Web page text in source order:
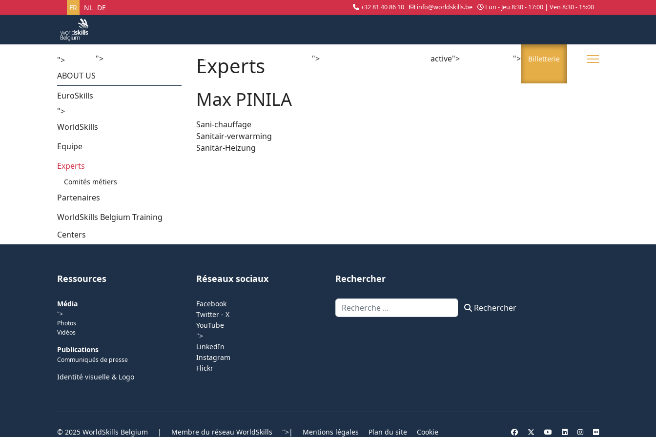
Sélectionnez votre langue
FR NL DE +32 81 40 86 10 info@worldskills.be Lun - Jeu 8:30 - 17:00 | Ven 8:30 - 15:00
"> Startech's Days Compétition nationale "> active"> "> Billetterie
">
ABOUT US
EuroSkills
">
WorldSkills
Equipe
Experts
Comités métiers
Partenaires
WorldSkills Belgium Training
Centers
Experts
Max PINILA
Sani-chauffage
Sanitair-verwarming
Sanitär-Heizung
Ressources
Média
">
Photos
Vidéos
Publications
Communiqués de presse
Identité visuelle & Logo
Réseaux sociaux
Facebook
Twitter - X
YouTube
">
LinkedIn
Instagram
Flickr
Rechercher
Rechercher Rechercher
© 2025 WorldSkills Belgium | Membre du réseau WorldSkills ">| Mentions légales Plan du site Cookie